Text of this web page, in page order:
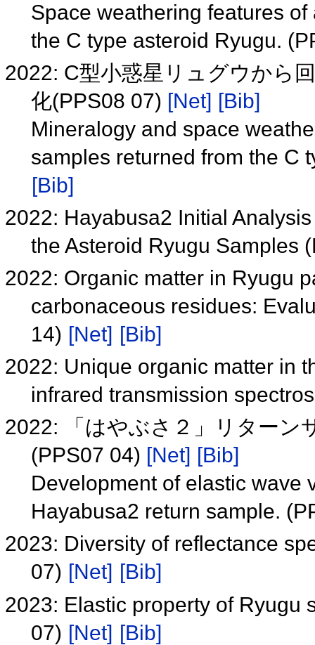
Space weathering features
the C type asteroid Ryugu.
2022: C型小惑星リュグウから
化(PPS08 07) [Net] [Bib]
Mineralogy and space
samples returned from the C
[Bib]
2022: Hayabusa2 Initial
the Asteroid Ryugu Samples
2022: Organic matter in Ryugu
carbonaceous residues:
14) [Net] [Bib]
2022: Unique organic matter in
infrared transmission
2022: 「はやぶさ２」リターン
(PPS07 04) [Net] [Bib]
Development of elastic wave
Hayabusa2 return sample.
2023: Diversity of reflectance
07) [Net] [Bib]
2023: Elastic property of Ryugu
07) [Net] [Bib]